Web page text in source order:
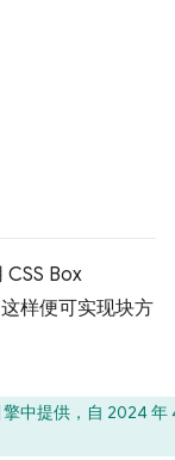
CSS Box
样便可实现块方
中提供，自 2024 年